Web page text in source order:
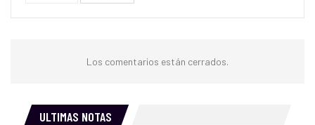
Los comentarios están cerrados.
ULTIMAS NOTAS